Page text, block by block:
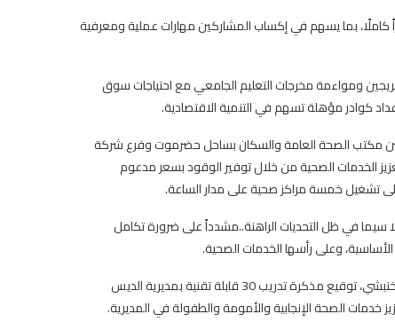
كل دفعة شهراً كاملًا، بما يسهم في إكساب المشاركين مهارات عملية ومعرفية
ومواءمة مخرجات التعليم الجامعي مع احتياجات سوق
كوادر مؤهلة تسهم في التنمية الاقتصادية.
مكتب الصحة العامة والسكان بساحل حضرموت وفرع شركة
الخدمات الصحية من خلال توفير الوقود بسعر مدعوم
تشغيل خمسة مراكز صحية على مدار الساعة.
في ظل التحديات الراهنة..مشدداً على ضرورة تكامل
وعلى رأسها الخدمات الصحية.
في سياق متصل، رعى عضو مجلس القيادة الرئاسي محافظ حضرموت سالم الخنبشي، توقيع مذكرة تدريب 30 قابلة تقنية بمديرية الديس
خدمات الصحة الإنجابية والأمومة والطفولة في المديرية.